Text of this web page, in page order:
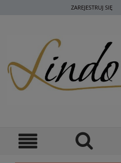
ZAREJESTRUJ SIĘ